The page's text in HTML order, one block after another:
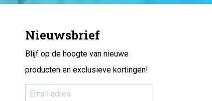
Nieuwsbrief
Blijf op de hoogte van nieuwe
producten en exclusieve kortingen!